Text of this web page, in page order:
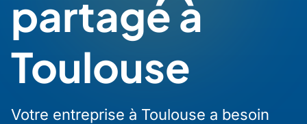
partagé à
Toulouse
Votre entreprise à Toulouse a besoin